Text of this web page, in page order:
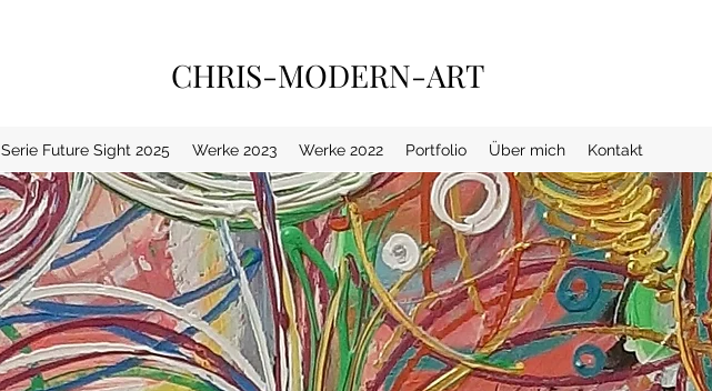
CHRIS-MODERN-ART
Serie Future Sight 2025 Werke 2023 Werke 2022 Portfolio Über mich Kontakt